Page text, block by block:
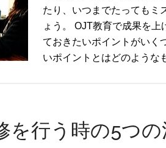
たり、いつまでたってもミ
ょう。 OJT教育で成果を
ておきたいポイントがいく
いポイントとはどのような
を行う時の5つの